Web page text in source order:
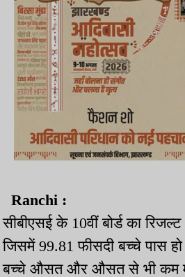
Ranchi :
सीबीएसई के 10वीं बोर्ड का
जिसमें 99.81 फीसदी बच्चे पास
बच्चे औसत और औसत से भी कम